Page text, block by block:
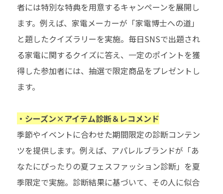
者には特別な特典を用意するキャンペーンを展開し
ます。例えば、家電メーカーが「家電博士への道」
と題したクイズラリーを実施。毎日SNSで出題され
る家電に関するクイズに答え、一定のポイントを獲
得した参加者には、抽選で限定商品をプレゼントし
ます。
・シーズン×アイテム診断＆レコメンド
季節やイベントに合わせた期間限定の診断コンテン
ツを提供します。例えば、アパレルブランドが「あ
なたにぴったりの夏フェスファッション診断」を夏
季限定で実施。診断結果に基づいて、その人に似合